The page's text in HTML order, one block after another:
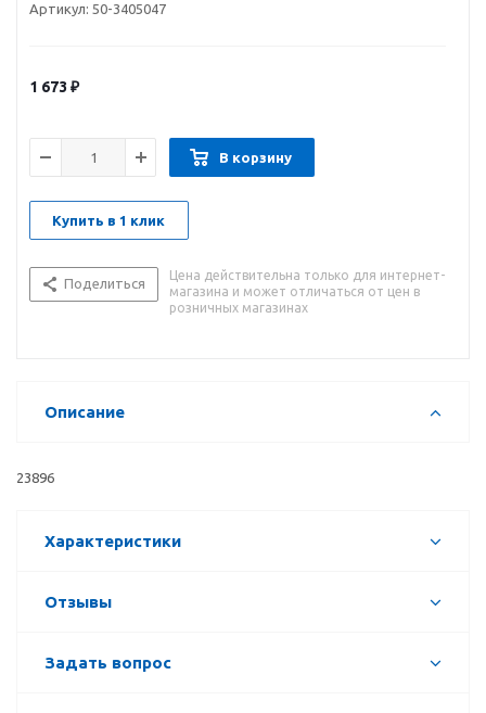
Артикул: 50-3405047
1 673 ₽
В корзину
Купить в 1 клик
Поделиться
Цена действительна только для интернет-
магазина и может отличаться от цен в
розничных магазинах
Описание
23896
Характеристики
Отзывы
Задать вопрос